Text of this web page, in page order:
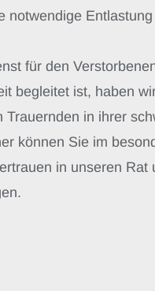
notwendige
für den
begleitet ist, haben
Trauernden in ihrer
können Sie im
in unseren Rat